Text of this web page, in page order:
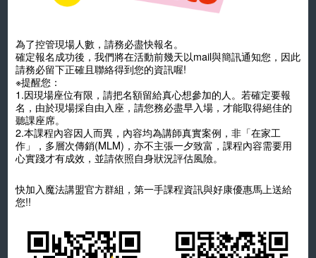
為了控管現場人數，請務必盡快報名。
確定報名成功後，我們將在活動前幾天以mail與簡訊通知您，因此
請務必留下正確且聯絡得到您的資訊喔!
※提醒您：
1.因現場座位有限，請把名額留給真心想參加的人。若確定要報
名，由於現場採自由入座，請您務必盡早入場，才能取得絕佳的
聽課座席。
2.本課程內容因人而異，內容均為講師真實案例，非「在家工
作」，多層次傳銷(MLM)，亦不主張一夕致富，課程內容需要用
心實踐才有成效，並請依照自身狀況評估風險。
快加入魔法講盟官方群組，第一手課程資訊與好康優惠馬上送給
您!!